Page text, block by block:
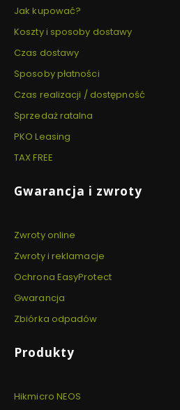
Jak kupować?
Koszty i sposoby dostawy
Czas dostawy
Sposoby płatności
Czas realizacji / dostępność
Sprzedaż ratalna
PKO Leasing
TAX FREE
Gwarancja i zwroty
Zwroty online
Zwroty i reklamacje
Ochrona EasyProtect
Gwarancja
Zbiórka odpadów
Produkty
Hikmicro NEOS